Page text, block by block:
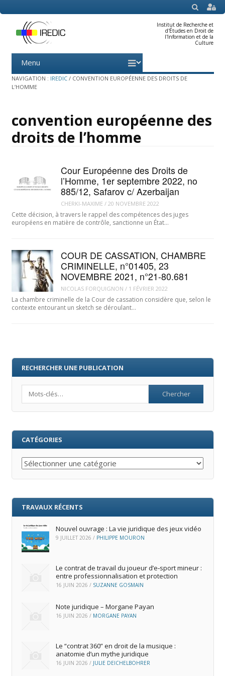
SEARCH
Institut de Recherche et
d'Études en Droit de
l'Information et de la
Culture
Menu
content
NAVIGATION : IREDIC / CONVENTION EUROPÉENNE DES DROITS DE
L’HOMME
convention européenne des
droits de l’homme
Cour Européenne des Droits de
l’Homme, 1er septembre 2022, no
885/12, Safarov c/ Azerbaijan
CHERKI-MAXIME / 20 NOVEMBRE 2022
Cette décision, à travers le rappel des compétences des juges
européens en matière de contrôle, sanctionne un État…
COUR DE CASSATION, CHAMBRE
CRIMINELLE, n°01405, 23
NOVEMBRE 2021, n°21-80.681
NICOLAS FORQUIGNON / 1 FÉVRIER 2022
La chambre criminelle de la Cour de cassation considère que, selon le
contexte entourant un sketch se déroulant…
RECHERCHER UNE PUBLICATION
CATÉGORIES
Catégories
TRAVAUX RÉCENTS
Nouvel ouvrage : La vie juridique des jeux vidéo
9 JUILLET 2026 / PHILIPPE MOURON
Le contrat de travail du joueur d’e‑sport mineur :
entre professionnalisation et protection
16 JUIN 2026 / SUZANNE GOSMAIN
Note juridique – Morgane Payan
16 JUIN 2026 / MORGANE PAYAN
Le “contrat 360” en droit de la musique :
anatomie d’un mythe juridique
16 JUIN 2026 / JULIE DEICHELBOHRER